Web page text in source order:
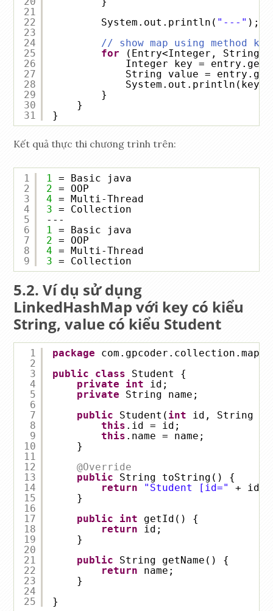
21
22
23
24
25
26
27
28
29
30
31
System.out.println( "---" );
// show map using method
for
(Entry<Integer,
Integer key =
String value =
System.out.println(key
}
}
}
Kết quả thực thi chương trình trên:
1
2
3
4
5
6
7
8
9
1 = Basic java
2 = OOP
4 = Multi-Thread
3 = Collection
---
1 = Basic java
2 = OOP
4 = Multi-Thread
3 = Collection
Ví dụ sử dụng
LinkedHashMap với key có kiểu
String, value có kiểu Student
1
2
3
4
5
6
7
8
9
10
11
12
13
14
15
16
17
18
19
20
21
22
23
24
25
package
com.gpcoder.collection.map;
public
class
Student {
private
int
id;
private
String name;
public
Student( int
id, String
this .id = id;
this .name = name;
}
@Override
public
String toString() {
return
"Student [id="
+ id
}
public
int
getId() {
return
id;
}
public
String getName() {
return
name;
}
}